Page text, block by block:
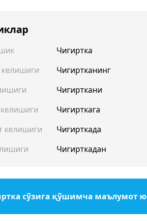
Чигиртка
Чигиртканинг
Чигирткани
Чигирткага
келишиги
Чигирткада
Чигирткадан
сўзига қўшимча маълумот